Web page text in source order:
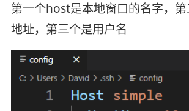
第一个host是本地窗口的名字，
地址，第三个是用户名